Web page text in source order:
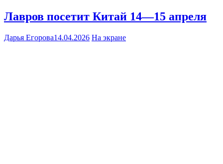
Лавров посетит Китай 14—15 апреля
Дарья Егорова14.04.2026 На экране